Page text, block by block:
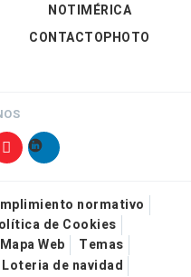
NOTIMÉRICA
CONTACTOPHOTO
normativo
de Cookies
Mapa Web
Temas
Loteria de navidad